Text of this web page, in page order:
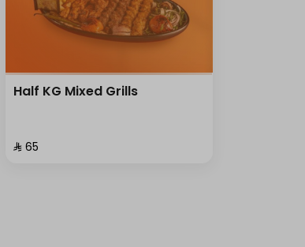
Half KG Mixed Grills
⁨⁦‪‬ 65⁩